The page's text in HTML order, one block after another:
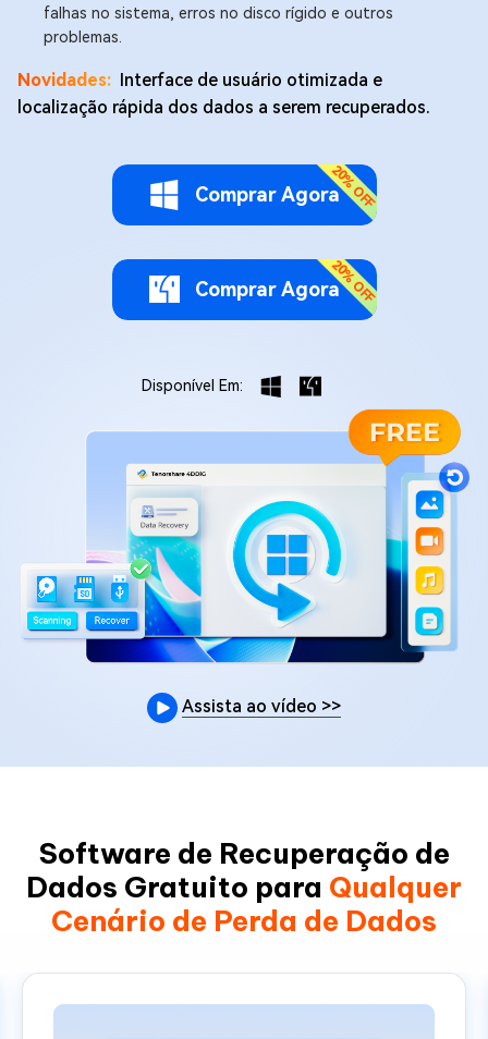
falhas no sistema, erros no disco rígido e outros
problemas.
Novidades: Interface de usuário otimizada e
localização rápida dos dados a serem recuperados.
Comprar Agora
Comprar Agora
Disponível Em:
Assista ao vídeo >>
Software de Recuperação de
Dados Gratuito para Qualquer
Cenário de Perda de Dados